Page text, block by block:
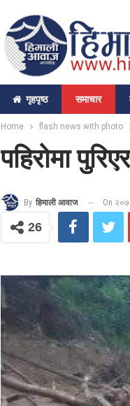
गृहपृष्‍ठ समाचार
Home flash news with photo
पहिरोमा
By हिमाली आवाज On
26